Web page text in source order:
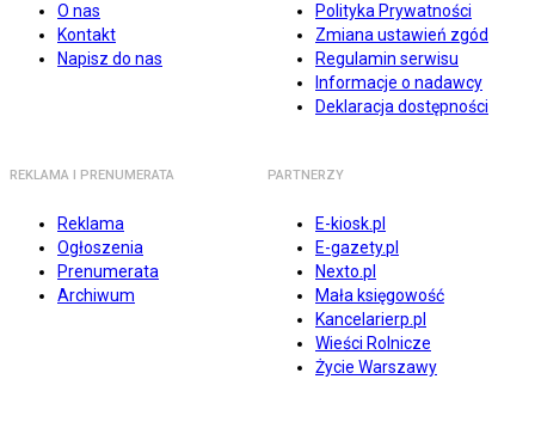
O nas
Kontakt
Napisz do nas
Polityka Prywatności
Zmiana ustawień zgód
Regulamin serwisu
Informacje o nadawcy
Deklaracja dostępności
REKLAMA I PRENUMERATA
Reklama
Ogłoszenia
Prenumerata
Archiwum
PARTNERZY
E-kiosk.pl
E-gazety.pl
Nexto.pl
Mała księgowość
Kancelarierp.pl
Wieści Rolnicze
Życie Warszawy